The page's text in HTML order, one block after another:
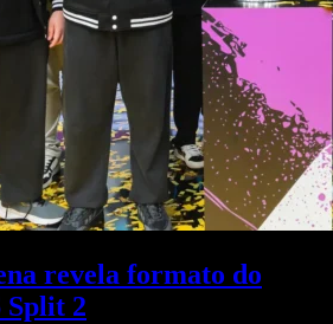
revela formato do
Split 2